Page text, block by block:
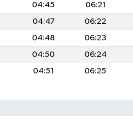
04:45 06:21
04:47 06:22
04:48 06:23
04:50 06:24
04:51 06:25